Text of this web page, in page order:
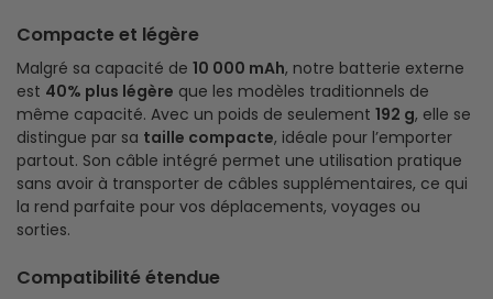
Compacte et légère
Malgré sa capacité de 10 000 mAh, notre batterie externe
est 40% plus légère que les modèles traditionnels de
même capacité. Avec un poids de seulement 192 g, elle se
distingue par sa taille compacte, idéale pour l’emporter
partout. Son câble intégré permet une utilisation pratique
sans avoir à transporter de câbles supplémentaires, ce qui
la rend parfaite pour vos déplacements, voyages ou
sorties.
Compatibilité étendue